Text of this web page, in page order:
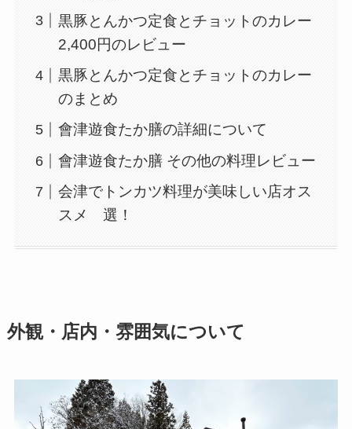
黒豚とんかつ定食とチョットのカレー
2,400円のレビュー
黒豚とんかつ定食とチョットのカレー
のまとめ
會津遊食たか膳の詳細について
會津遊食たか膳 その他の料理レビュー
会津でトンカツ料理が美味しい店オス
スメ 選！
外観・店内・雰囲気について